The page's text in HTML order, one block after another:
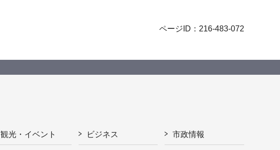
ページID：216-483-072
観光・イベント ビジネス 市政情報